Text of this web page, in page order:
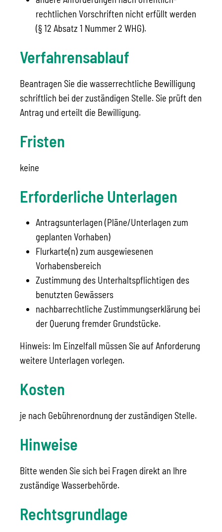
rechtlichen Vorschriften nicht erfüllt werden
(§ 12 Absatz 1 Nummer 2 WHG).
Verfahrensablauf
Beantragen Sie die wasserrechtliche Bewilligung
schriftlich bei der zuständigen Stelle. Sie prüft den
Antrag und erteilt die Bewilligung.
Fristen
keine
Erforderliche Unterlagen
Antragsunterlagen (Pläne/Unterlagen zum
geplanten Vorhaben)
Flurkarte(n) zum ausgewiesenen
Vorhabensbereich
Zustimmung des Unterhaltspflichtigen des
benutzten Gewässers
nachbarrechtliche Zustimmungserklärung bei
der Querung fremder Grundstücke.
Hinweis: Im Einzelfall müssen Sie auf Anforderung
weitere Unterlagen vorlegen.
Kosten
je nach Gebührenordnung der zuständigen Stelle.
Hinweise
Bitte wenden Sie sich bei Fragen direkt an Ihre
zuständige Wasserbehörde.
Rechtsgrundlage